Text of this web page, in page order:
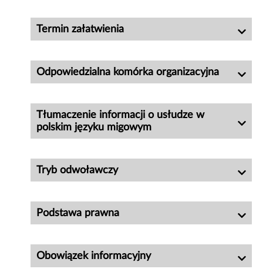
Termin załatwienia
Odpowiedzialna komórka organizacyjna
Tłumaczenie informacji o usłudze w
polskim języku migowym
Tryb odwoławczy
Podstawa prawna
Obowiązek informacyjny